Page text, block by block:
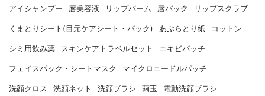
アイシャンプー 唇美容液 リップバーム 唇パック リップスクラブ
くまとりシート(目元ケアシート・パック) あぶらとり紙 コットン
シミ用飲み薬 スキンケアトラベルセット ニキビパッチ
フェイスパック・シートマスク マイクロニードルパッチ
洗顔クロス 洗顔ネット 洗顔ブラシ 繭玉 電動洗顔ブラシ